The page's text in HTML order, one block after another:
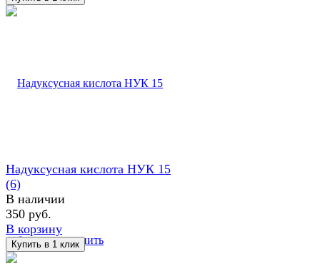
избранное сравнить
Надуксусная кислота НУК 15
(6)
В наличии
350 руб.
В корзину